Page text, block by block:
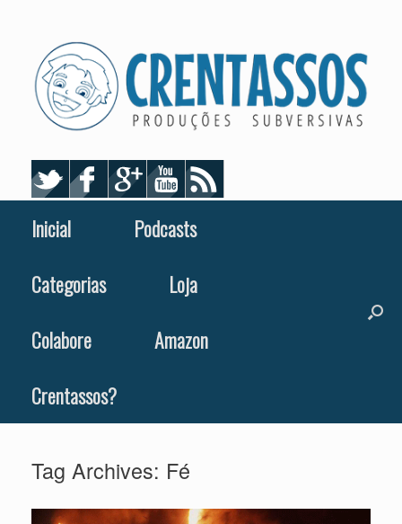
Inicial
Podcasts
Categorias
Loja
Colabore
Amazon
Crentassos?
Tag Archives: Fé